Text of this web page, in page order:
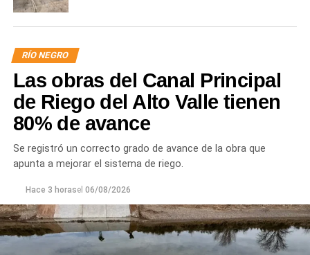
RÍO NEGRO
Las obras del Canal Principal
de Riego del Alto Valle tienen
80% de avance
Se registró un correcto grado de avance de la obra que
apunta a mejorar el sistema de riego.
Hace 3 horasel 06/08/2026